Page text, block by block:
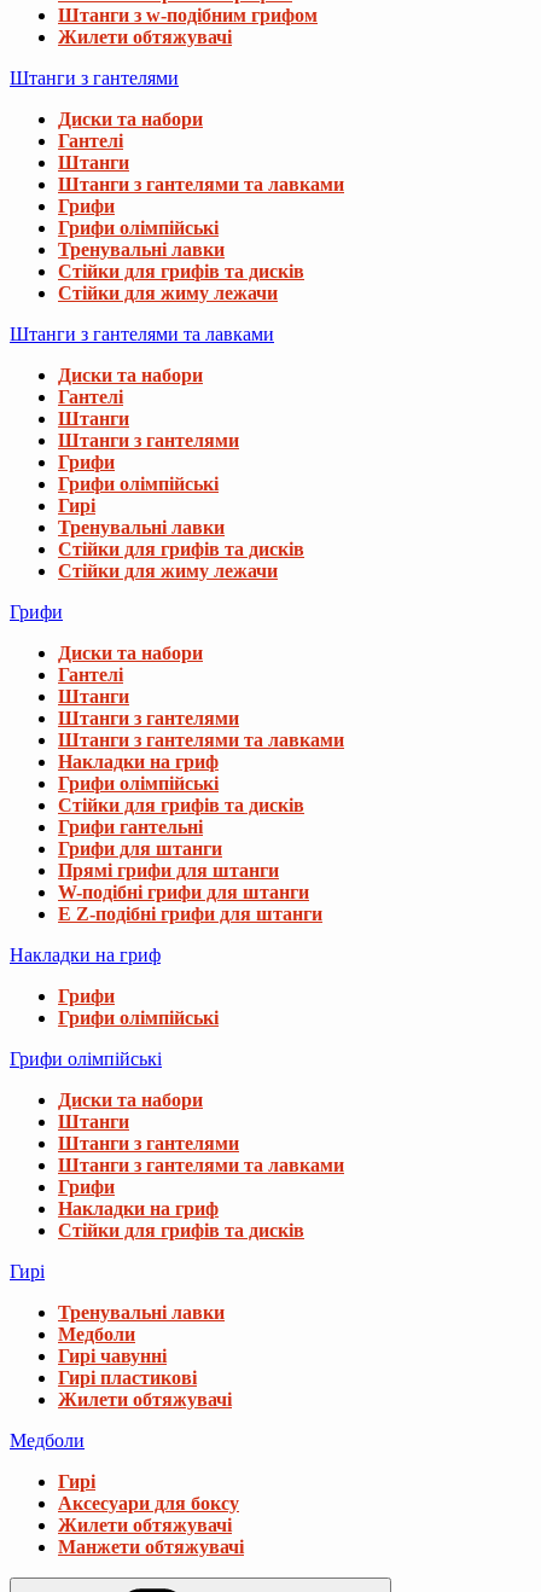
Штанги з w-подібним грифом
Жилети обтяжувачі
Штанги з гантелями
Диски та набори
Гантелі
Штанги
Штанги з гантелями та лавками
Грифи
Грифи олімпійські
Тренувальні лавки
Стійки для грифів та дисків
Стійки для жиму лежачи
Штанги з гантелями та лавками
Диски та набори
Гантелі
Штанги
Штанги з гантелями
Грифи
Грифи олімпійські
Гирі
Тренувальні лавки
Стійки для грифів та дисків
Стійки для жиму лежачи
Грифи
Диски та набори
Гантелі
Штанги
Штанги з гантелями
Штанги з гантелями та лавками
Накладки на гриф
Грифи олімпійські
Стійки для грифів та дисків
Грифи гантельні
Грифи для штанги
Прямі грифи для штанги
W-подібні грифи для штанги
E Z-подібні грифи для штанги
Накладки на гриф
Грифи
Грифи олімпійські
Грифи олімпійські
Диски та набори
Штанги
Штанги з гантелями
Штанги з гантелями та лавками
Грифи
Накладки на гриф
Стійки для грифів та дисків
Гирі
Тренувальні лавки
Медболи
Гирі чавунні
Гирі пластикові
Жилети обтяжувачі
Медболи
Гирі
Аксесуари для боксу
Жилети обтяжувачі
Манжети обтяжувачі